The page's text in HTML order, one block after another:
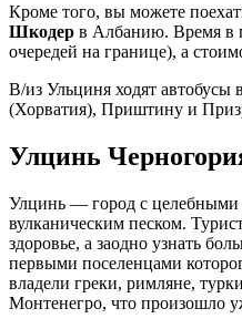
Кроме того, вы можете
Шкодер в Албанию. Время в
очередей на границе), а
В/из Ульциня ходят автобусы
(Хорватия), Приштину и
Улцинь
Улцинь — город с
вулканическим песком.
здоровье, а заодно узнать
первыми поселенцами
владели греки, римляне,
Монтенегро, что произошло